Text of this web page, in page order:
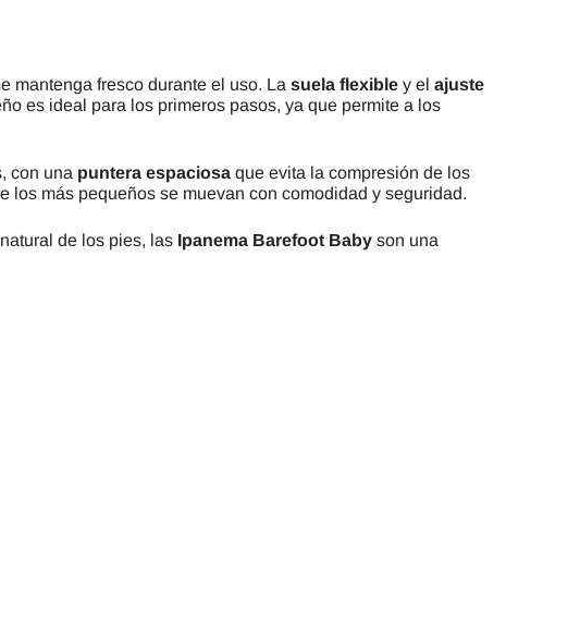
mantenga fresco durante el uso. La suela flexible y el ajuste
es ideal para los primeros pasos, ya que permite a los
con una puntera espaciosa que evita la compresión de los
los más pequeños se muevan con comodidad y seguridad.
de los pies, las Ipanema Barefoot Baby son una